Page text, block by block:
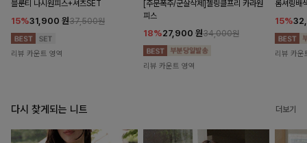
블룬티 나시원피스+셔츠SET
15%31,900 원37,500원
리뷰 카운트 영역
[주문폭주/군살삭제]젤링클프리 카라원
피스
18%27,900 원34,000원
리뷰 카운트 영역
롬셔링배
15%
리뷰 카운
다시 찾게되는 니트 더보기